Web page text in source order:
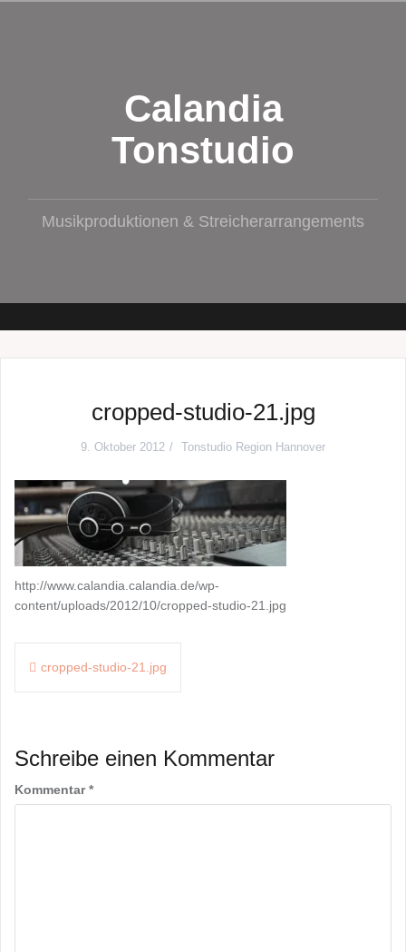
Calandia
Tonstudio
Musikproduktionen & Streicherarrangements
cropped-studio-21.jpg
9. Oktober 2012 Tonstudio Region Hannover
http://www.calandia.calandia.de/wp-
content/uploads/2012/10/cropped-studio-21.jpg
Beitragsnavigation
cropped-studio-21.jpg
Schreibe einen Kommentar
Kommentar*